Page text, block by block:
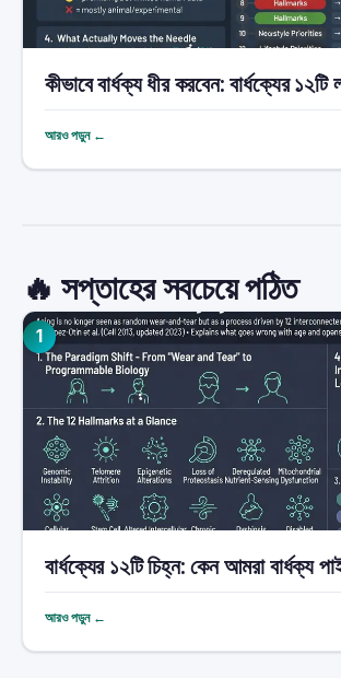
কীভাবে বার্ধক্য ধীর করবেন: বার্ধক্যের ১২টি
আরও পড়ুন ←
🔥 সপ্তাহের সবচেয়ে পঠিত
1
বার্ধক্যের ১২টি চিহ্ন: কেন আমরা বার্ধক্য
আরও পড়ুন ←